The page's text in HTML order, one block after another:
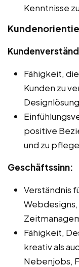
Kenntnisse
Fähigkeit,
Kunden zu
positive
und zu
Geschäftssinn:
Verständnis
Fähigkeit,
kreativ als
Nebenjobs,